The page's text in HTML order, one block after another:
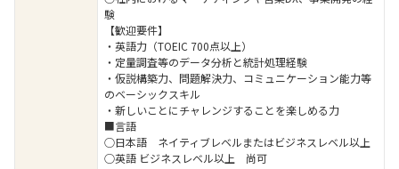
験
【歓迎要件】
・英語力（TOEIC 700点以上）
・定量調査等のデータ分析と統計処理経験
・仮説構築力、問題解決力、コミュニケーション能力等
のベーシックスキル
・新しいことにチャレンジすることを楽しめる力
■言語
○日本語 ネイティブレベルまたはビジネスレベル以上
○英語 ビジネスレベル以上 尚可